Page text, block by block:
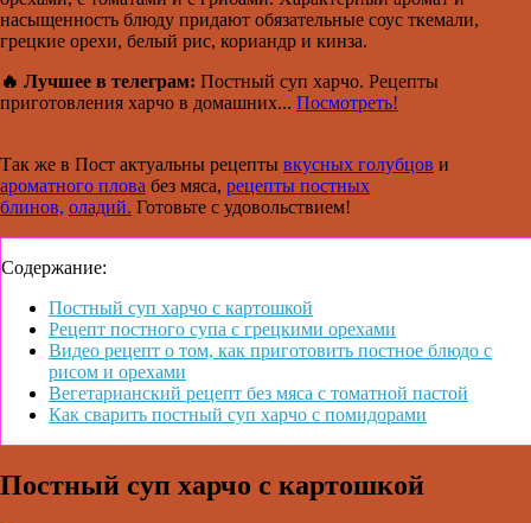
насыщенность блюду придают обязательные соус ткемали,
грецкие орехи, белый рис, кориандр и кинза.
🔥 Лучшее в телеграм: Постный суп харчо. Рецепты
приготовления харчо в домашних... Посмотреть!
Так же в Пост актуальны рецепты вкусных голубцов и
ароматного плова без мяса, рецепты постных
блинов, оладий. Готовьте с удовольствием!
Содержание:
Постный суп харчо с картошкой
Рецепт постного супа с грецкими орехами
Видео рецепт о том, как приготовить постное блюдо с
рисом и орехами
Вегетарианский рецепт без мяса с томатной пастой
Как сварить постный суп харчо с помидорами
Постный суп харчо с картошкой